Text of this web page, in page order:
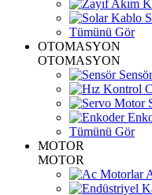
Tümünü Gör
OTOMASYON
OTOMASYON
Sensör
Tümünü Gör
MOTOR
MOTOR